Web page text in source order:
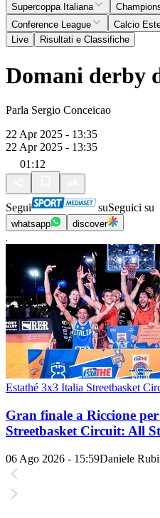
Supercoppa Italiana
Conference League
Calcio
Live
Risultati e Classifiche
Domani derby
Parla Sergio Conceicao
22 Apr 2025 - 13:35
22 Apr 2025 - 13:35
01:12
Segui suSeguici su
whatsapp discover
Estathé 3x3 Italia Streetbasket
Gran finale a Riccione
Streetbasket Circuit: All
06 Ago 2026 - 15:59Daniele